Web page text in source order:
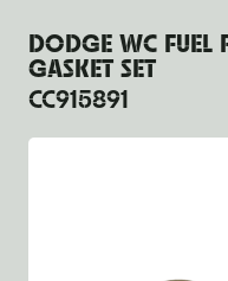
DODGE WC FUEL
GASKET SET
CC915891